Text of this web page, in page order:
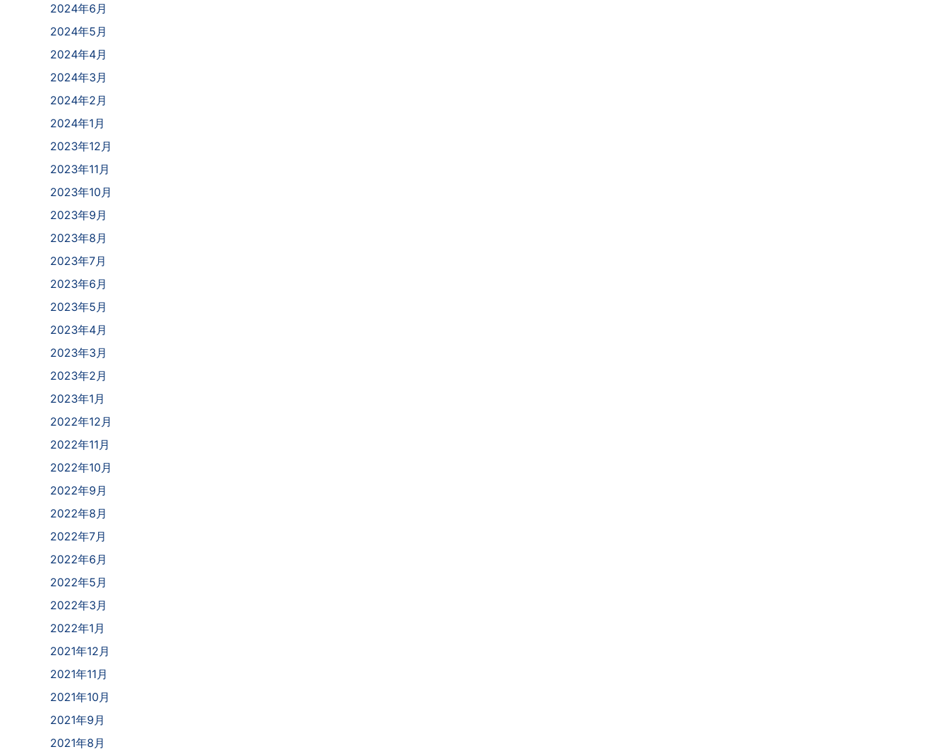
2024年6月
2024年5月
2024年4月
2024年3月
2024年2月
2024年1月
2023年12月
2023年11月
2023年10月
2023年9月
2023年8月
2023年7月
2023年6月
2023年5月
2023年4月
2023年3月
2023年2月
2023年1月
2022年12月
2022年11月
2022年10月
2022年9月
2022年8月
2022年7月
2022年6月
2022年5月
2022年3月
2022年1月
2021年12月
2021年11月
2021年10月
2021年9月
2021年8月